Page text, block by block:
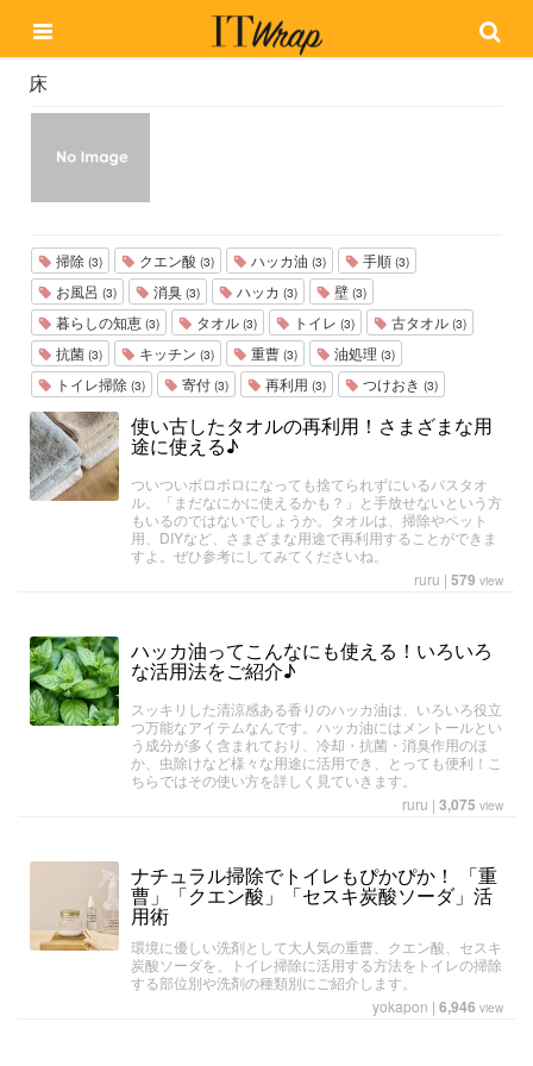
床
掃除 (3) クエン酸 (3) ハッカ油 (3) 手順 (3)
お風呂 (3) 消臭 (3) ハッカ (3) 壁 (3)
暮らしの知恵 (3) タオル (3) トイレ (3) 古タオル (3)
抗菌 (3) キッチン (3) 重曹 (3) 油処理 (3)
トイレ掃除 (3) 寄付 (3) 再利用 (3) つけおき (3)
使い古したタオルの再利用！さまざまな用
途に使える♪
ついついボロボロになっても捨てられずにいるバスタオ
ル。「まだなにかに使えるかも？」と手放せないという方
もいるのではないでしょうか。タオルは、掃除やペット
用、DIYなど、さまざまな用途で再利用することができま
すよ。ぜひ参考にしてみてくださいね。
ruru | 579 view
ハッカ油ってこんなにも使える！いろいろ
な活用法をご紹介♪
スッキリした清涼感ある香りのハッカ油は、いろいろ役立
つ万能なアイテムなんです。ハッカ油にはメントールとい
う成分が多く含まれており、冷却・抗菌・消臭作用のほ
か、虫除けなど様々な用途に活用でき、とっても便利！こ
ちらではその使い方を詳しく見ていきます。
ruru | 3,075 view
ナチュラル掃除でトイレもぴかぴか！ 「重
曹」「クエン酸」「セスキ炭酸ソーダ」活
用術
環境に優しい洗剤として大人気の重曹、クエン酸、セスキ
炭酸ソーダを、トイレ掃除に活用する方法をトイレの掃除
する部位別や洗剤の種類別にご紹介します。
yokapon | 6,946 view